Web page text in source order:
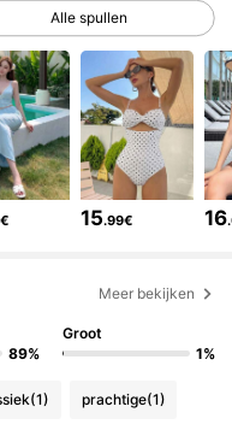
Alle spullen
15.99€ 16
Meer bekijken
89%
Groot
1%
(1) prachtige(1)